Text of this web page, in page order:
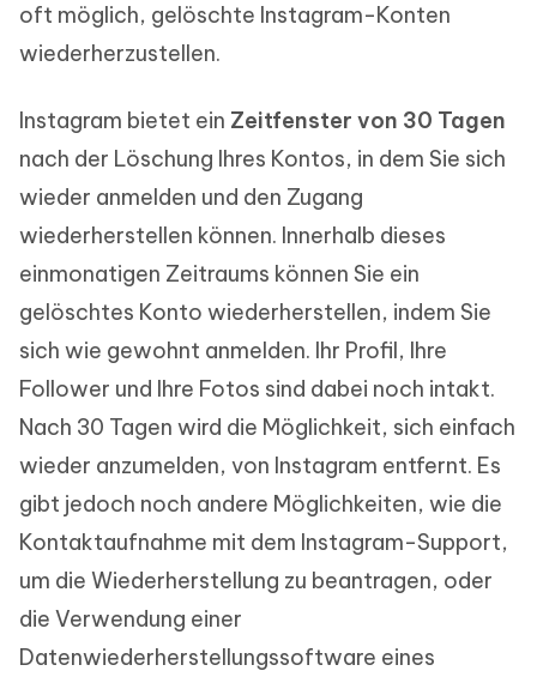
oft möglich, gelöschte Instagram-Konten
wiederherzustellen.
Instagram bietet ein Zeitfenster von 30 Tagen
nach der Löschung Ihres Kontos, in dem Sie sich
wieder anmelden und den Zugang
wiederherstellen können. Innerhalb dieses
einmonatigen Zeitraums können Sie ein
gelöschtes Konto wiederherstellen, indem Sie
sich wie gewohnt anmelden. Ihr Profil, Ihre
Follower und Ihre Fotos sind dabei noch intakt.
Nach 30 Tagen wird die Möglichkeit, sich einfach
wieder anzumelden, von Instagram entfernt. Es
gibt jedoch noch andere Möglichkeiten, wie die
Kontaktaufnahme mit dem Instagram-Support,
um die Wiederherstellung zu beantragen, oder
die Verwendung einer
Datenwiederherstellungssoftware eines